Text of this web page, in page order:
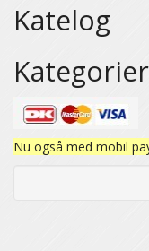
Katelog
Kategorier
Nu også med mobil